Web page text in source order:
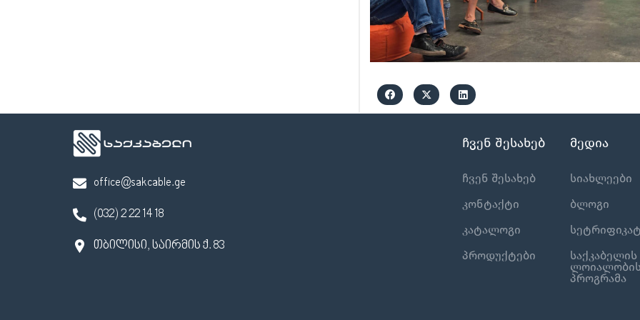
office@sakcable.ge
(032) 2 22 14 18
თბილისი, საირმის ქ. 83
ჩვენ შესახებ
ჩვენ შესახებ
კონტაქტი
კატალოგი
პროდუქტები
მედია
სიახლეები
ბლოგი
საქკაბელის
ლოიალობის
პროგრამა